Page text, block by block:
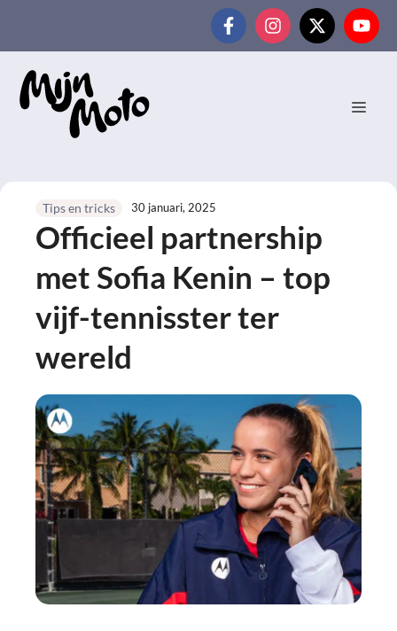
de
inhoud
Tips en tricks 30 januari, 2025
Officieel partnership
met Sofia Kenin – top
vijf-tennisster ter
wereld